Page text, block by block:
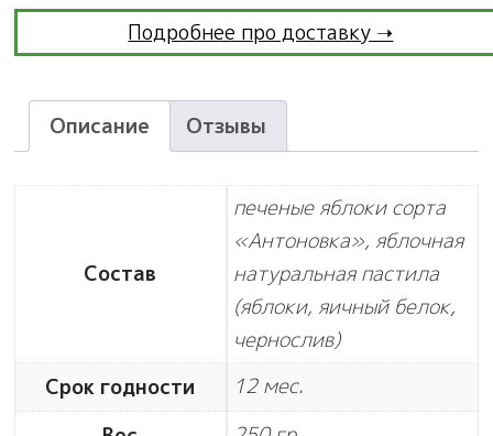
Подробнее про доставку ➝
Описание Отзывы
Состав
печеные яблоки сорта
«Антоновка», яблочная
натуральная пастила
(яблоки, яичный белок,
чернослив)
Срок годности
12 мес.